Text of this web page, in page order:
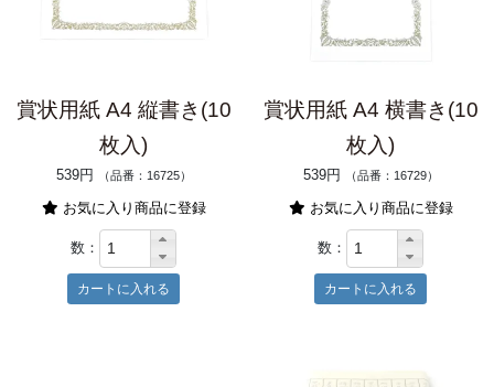
賞状用紙 A4 縦書き(10
枚入)
539円 （品番：16725）
お気に入り商品に登録
数：
賞状用紙 A4 横書き(10
枚入)
539円 （品番：16729）
お気に入り商品に登録
数：